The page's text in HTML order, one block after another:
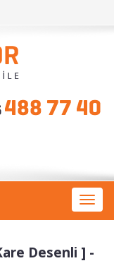
Toggle
Desenli ] -